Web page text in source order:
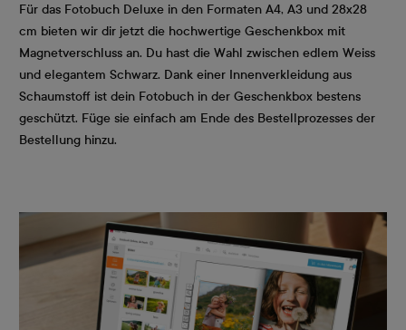
Für das Fotobuch Deluxe in den Formaten A4, A3 und 28x28
cm bieten wir dir jetzt die hochwertige Geschenkbox mit
Magnetverschluss an. Du hast die Wahl zwischen edlem Weiss
und elegantem Schwarz. Dank einer Innenverkleidung aus
Schaumstoff ist dein Fotobuch in der Geschenkbox bestens
geschützt. Füge sie einfach am Ende des Bestellprozesses der
Bestellung hinzu.